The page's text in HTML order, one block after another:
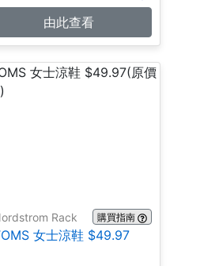
由此查看
Rack 購買指南
女士涼鞋 $49.97